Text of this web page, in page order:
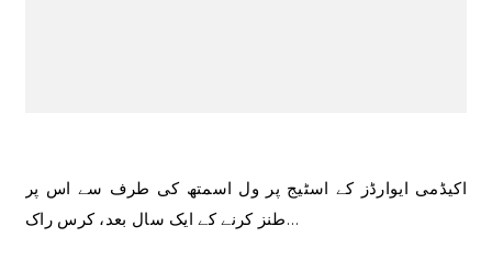
اکیڈمی ایوارڈز کے اسٹیج پر ول اسمتھ کی طرف سے اس پر
طنز کرنے کے ایک سال بعد، کرس راک…